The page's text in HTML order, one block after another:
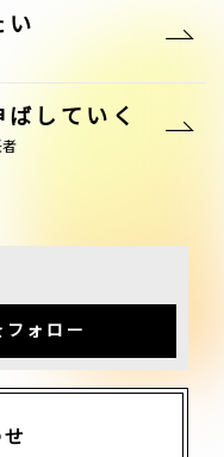
い
していく
者
フォロー